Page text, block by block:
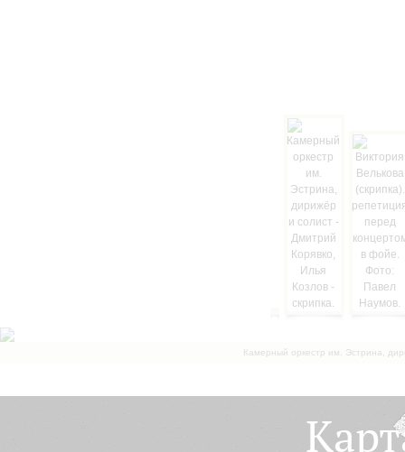
Камерный оркестр им. Эстрина,